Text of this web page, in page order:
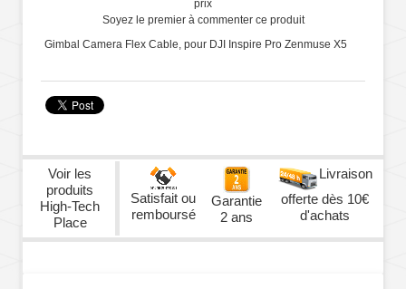
prix
Soyez le premier à commenter ce produit
Gimbal Camera Flex Cable, pour DJI Inspire Pro Zenmuse X5
Voir les
produits
High-Tech
Place
Satisfait ou
remboursé
Garantie
2 ans
Livraison
offerte dès 10€
d'achats